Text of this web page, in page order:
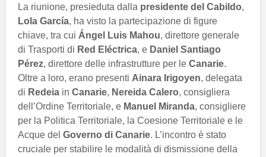
La riunione, presieduta dalla presidente del Cabildo,
Lola García, ha visto la partecipazione di figure
chiave, tra cui Ángel Luis Mahou, direttore generale
di Trasporti di Red Eléctrica, e Daniel Santiago
Pérez, direttore delle infrastrutture per le Canarie.
Oltre a loro, erano presenti Ainara Irigoyen, delegata
di Redeia in Canarie, Nereida Calero, consigliera
dell’Ordine Territoriale, e Manuel Miranda, consigliere
per la Politica Territoriale, la Coesione Territoriale e le
Acque del Governo di Canarie. L’incontro è stato
cruciale per stabilire le modalità di dismissione della